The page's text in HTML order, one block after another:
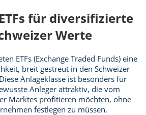
für diversifizierte
Werte
ETFs (Exchange Traded Funds) eine
breit gestreut in den Schweizer
Anlageklasse ist besonders für
Anleger attraktiv, die vom
Marktes profitieren möchten, ohne
festlegen zu müssen.